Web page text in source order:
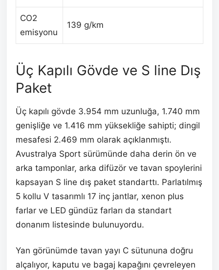
CO2
emisyonu
139 g/km
Üç Kapılı Gövde ve S line Dış
Paket
Üç kapılı gövde 3.954 mm uzunluğa, 1.740 mm
genişliğe ve 1.416 mm yüksekliğe sahipti; dingil
mesafesi 2.469 mm olarak açıklanmıştı.
Avustralya Sport sürümünde daha derin ön ve
arka tamponlar, arka difüzör ve tavan spoylerini
kapsayan S line dış paket standarttı. Parlatılmış
5 kollu V tasarımlı 17 inç jantlar, xenon plus
farlar ve LED gündüz farları da standart
donanım listesinde bulunuyordu.
Yan görünümde tavan yayı C sütununa doğru
alçalıyor, kaputu ve bagaj kapağını çevreleyen